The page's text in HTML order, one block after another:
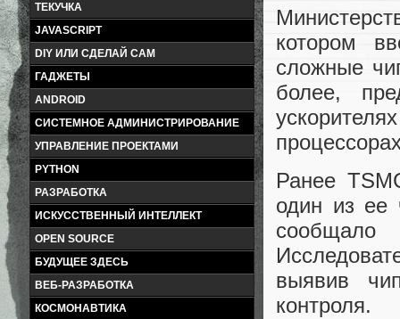
ТЕКУЧКА
JAVASCRIPT
DIY ИЛИ СДЕЛАЙ САМ
ГАДЖЕТЫ
ANDROID
СИСТЕМНОЕ АДМИНИСТРИРОВАНИЕ
УПРАВЛЕНИЕ ПРОЕКТАМИ
PYTHON
РАЗРАБОТКА
ИСКУССТВЕННЫЙ ИНТЕЛЛЕКТ
OPEN SOURCE
БУДУЩЕЕ ЗДЕСЬ
ВЕБ-РАЗРАБОТКА
КОСМОНАВТИКА
котором
сложные
более,
Ранее
один из ее
выявив
контроля.